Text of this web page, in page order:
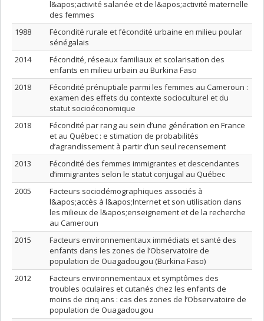
l&apos;activité salariée et de l&apos;activité maternelle
des femmes
1988
Fécondité rurale et fécondité urbaine en milieu poular
sénégalais
2014
Fécondité, réseaux familiaux et scolarisation des
enfants en milieu urbain au Burkina Faso
2018
Fécondité prénuptiale parmi les femmes au Cameroun :
examen des effets du contexte socioculturel et du
statut socioéconomique
2018
Fécondité par rang au sein d’une génération en France
et au Québec : e stimation de probabilités
d’agrandissement à partir d’un seul recensement
2013
Fécondité des femmes immigrantes et descendantes
d’immigrantes selon le statut conjugal au Québec
2005
Facteurs sociodémographiques associés à
l&apos;accès à l&apos;Internet et son utilisation dans
les milieux de l&apos;enseignement et de la recherche
au Cameroun
2015
Facteurs environnementaux immédiats et santé des
enfants dans les zones de l’Observatoire de
population de Ouagadougou (Burkina Faso)
2012
Facteurs environnementaux et symptômes des
troubles oculaires et cutanés chez les enfants de
moins de cinq ans : cas des zones de l’Observatoire de
population de Ouagadougou